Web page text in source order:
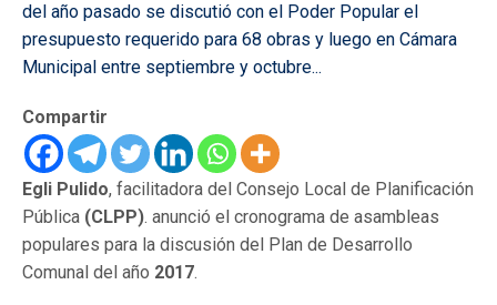
del año pasado se discutió con el Poder Popular el
presupuesto requerido para 68 obras y luego en Cámara
Municipal entre septiembre y octubre...
Compartir
Egli Pulido, facilitadora del Consejo Local de Planificación
Pública (CLPP). anunció el cronograma de asambleas
populares para la discusión del Plan de Desarrollo
Comunal del año 2017.